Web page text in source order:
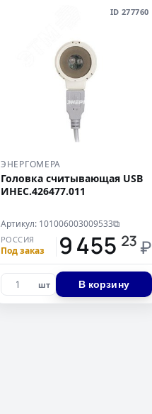
ID 277760
ЭНЕРГОМЕРА
Головка считывающая USB
ИНЕС.426477.011
Артикул: 101006003009533⧉
РОССИЯ
Под заказ 9 455 23 ₽
шт В корзину